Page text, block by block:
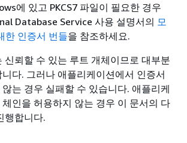
에 있고 PKCS7 파일이 필요한 경우
Database Service 사용 설명서의 모
한 인증서 번들을 참조하세요.
신뢰할 수 있는 루트 개체이므로 대부분
다. 그러나 애플리케이션에서 인증서
는 경우 실패할 수 있습니다. 애플리케
인을 허용하지 않는 경우 이 문서의 다
행합니다.